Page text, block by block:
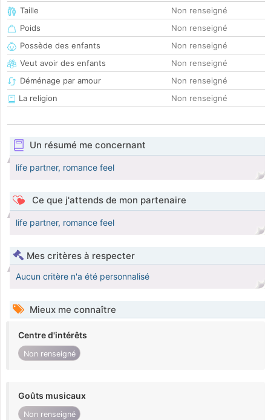
Taille
Non renseigné
Poids
Non renseigné
Possède des enfants
Non renseigné
Veut avoir des enfants
Non renseigné
Déménage par amour
Non renseigné
La religion
Non renseigné
Un résumé me concernant
life partner, romance feel
Ce que j'attends de mon partenaire
life partner, romance feel
Mes critères à respecter
Aucun critère n'a été personnalisé
Mieux me connaître
Centre d'intérêts
Non renseigné
Goûts musicaux
Non renseigné